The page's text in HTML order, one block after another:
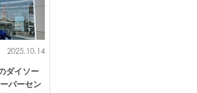
2025.10.14
ダイソー
パーセン